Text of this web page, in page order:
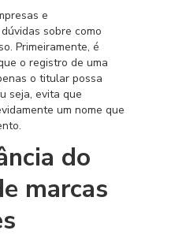
e
sobre como
Primeiramente, é
o registro de uma
o titular possa
seja, evita que
um nome que
do
marcas